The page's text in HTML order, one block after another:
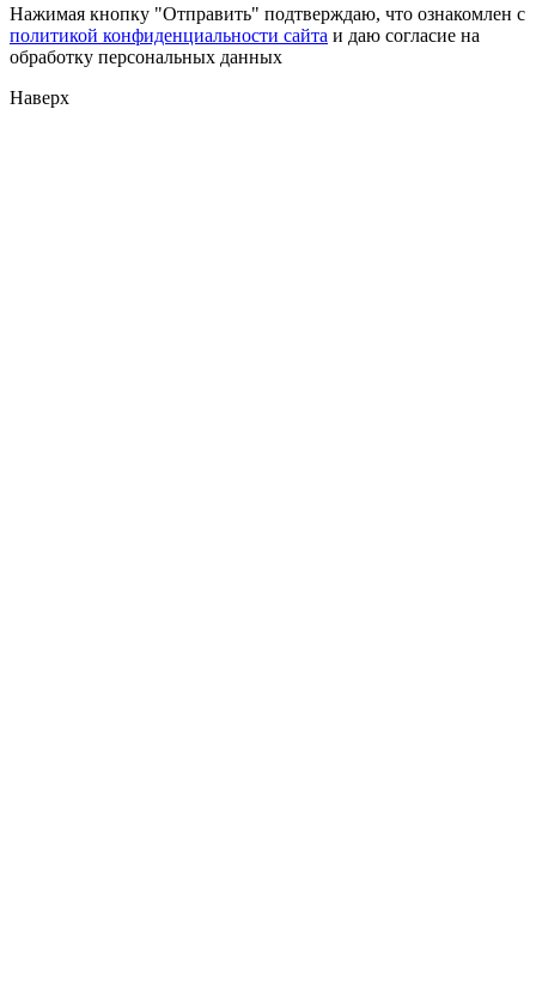
Нажимая кнопку "Отправить" подтверждаю, что ознакомлен с
политикой конфиденциальности сайта и даю согласие на
обработку персональных данных
Наверх